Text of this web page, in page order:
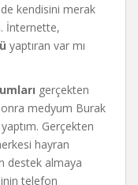
kendisini merak
İnternette,
yaptıran var mı
gerçekten
medyum Burak
Gerçekten
hayran
destek almaya
telefon